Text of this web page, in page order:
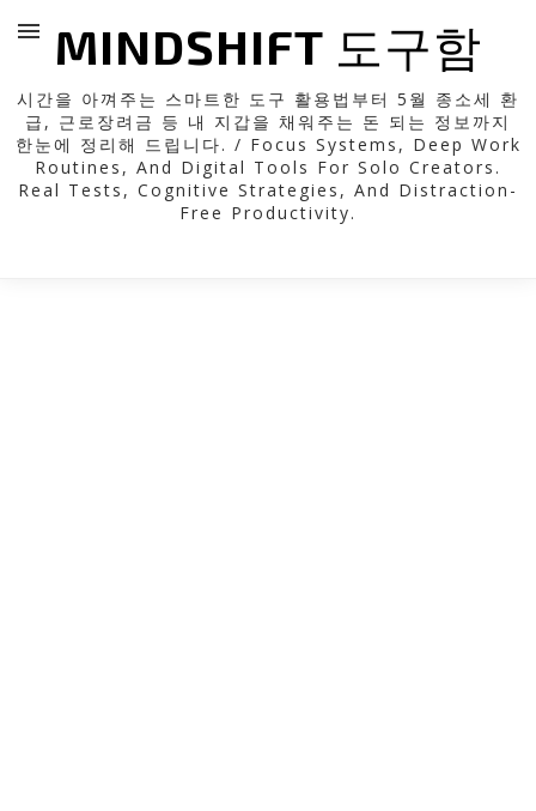
MINDSHIFT 도구함
시간을 아껴주는 스마트한 도구 활용법부터 5월 종소세 환
급, 근로장려금 등 내 지갑을 채워주는 돈 되는 정보까지
한눈에 정리해 드립니다. / Focus Systems, Deep Work
Routines, And Digital Tools For Solo Creators.
Real Tests, Cognitive Strategies, And Distraction-
Free Productivity.